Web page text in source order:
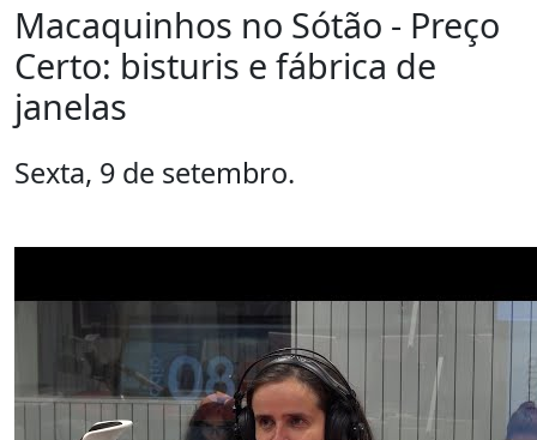
Macaquinhos no Sótão - Preço
Certo: bisturis e fábrica de
janelas
Sexta, 9 de setembro.